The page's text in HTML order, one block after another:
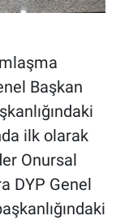
Başkan
ilk olarak
Onursal
DYP Genel